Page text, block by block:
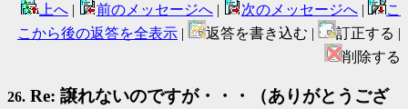
上へ | 前のメッセージへ | 次のメッセージへ |
こ
こから後の返答を全表示 | 返答を書き込む |
訂正する |
削除する
26. Re: 譲れないのですが・・・（ありがとうござ